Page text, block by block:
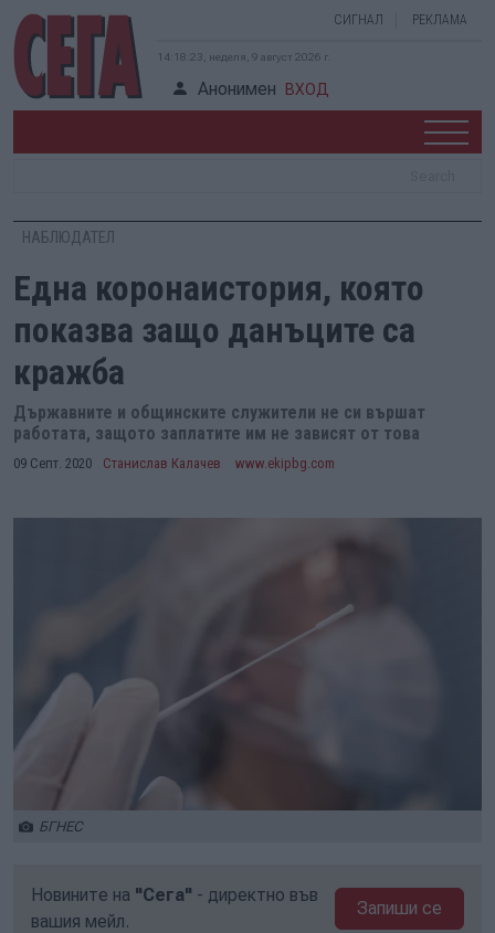
СИГНАЛ РЕКЛАМА
14:18:23, неделя, 9 август 2026 г.
Анонимен ВХОД
НАБЛЮДАТЕЛ
Една коронаистория, която
показва защо данъците са
кражба
Държавните и общинските служители не си вършат
работата, защото заплатите им не зависят от това
09 Септ. 2020 Станислав Калачев www.ekipbg.com
БГНЕС
Новините на "Сега" - директно във
вашия мейл.
Запиши се